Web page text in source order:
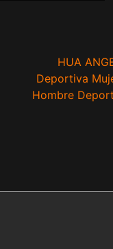
HUA
Deportiva
Hombre